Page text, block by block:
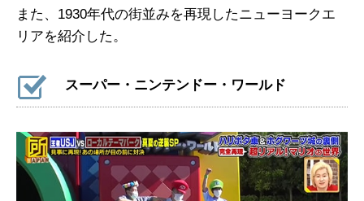
また、1930年代の街並みを再現したニューヨークエ
リアを紹介した。
スーパー・ニンテンドー・ワールド